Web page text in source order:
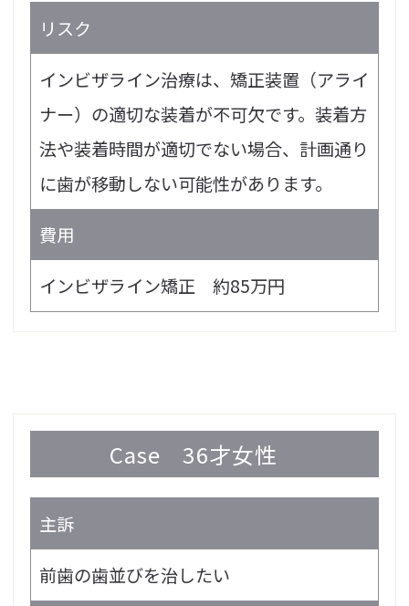
リスク
インビザライン治療は、矯正装置（アライ
ナー）の適切な装着が不可欠です。装着方
法や装着時間が適切でない場合、計画通り
に歯が移動しない可能性があります。
費用
インビザライン矯正 約85万円
Case 36才女性
主訴
前歯の歯並びを治したい